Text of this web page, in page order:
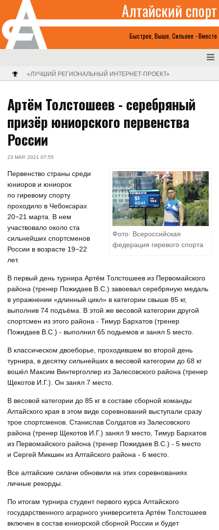
Быстрее, Выше, Сильнее - Вместе
Алтайский спорт
«ЛУЧШИЙ РЕГИОНАЛЬНЫЙ ИНТЕРНЕТ-ПРОЕКТ»
Артём Толстошеев - серебряный
призёр юниорского первенства
России
23 МАР. 2021 07:55
Фото: Всероссийская
федерация гиревого спорта
Первенство страны среди
юниоров и юниорок
по гиревому спорту
проходило в Чебоксарах
20−21 марта. В нем
участвовало около ста
сильнейших спортсменов
России в возрасте 19−22
лет.
В первый день турнира Артём Толстошеев из Первомайского
района (тренер Пожидаев В.С.) завоевал серебряную медаль
в упражнении «длинный цикл» в категории свыше 85 кг,
выполнив 74 подъёма. В этой же весовой категории другой
спортсмен из этого района - Тимур Бархатов (тренер
Пожидаев В.С.) - выполнил 65 подьемов и занял 5 место.
В классическом двоеборье, проходившем во второй день
турнира, в десятку сильнейших в весовой категории до 68 кг
вошёл Максим Винтерголлер из Залесовского района (тренер
Щекотов И.Г.). Он занял 7 место.
В весовой категории до 85 кг в составе сборной команды
Алтайского края в этом виде соревнований выступали сразу
трое спортсменов. Станислав Солдатов из Залесовского
района (тренер Щекотов И.Г.) занял 9 место, Тимур Бархатов
из Первомайского района (тренер Пожидаев В.С.) - 5 место
и Сергей Микшин из Алтайского района - 6 место.
Все алтайские силачи обновили на этих соревнованиях
личные рекорды.
По итогам турнира студент первого курса Алтайского
государственного аграрного университета Артём Толстошеев
включен в состав юниорской сборной России и будет